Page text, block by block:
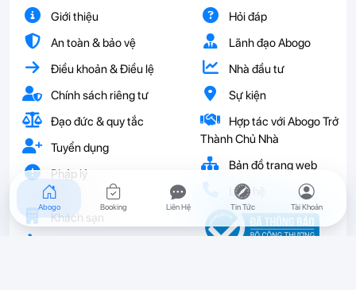
Giới thiệu
An toàn & bảo vệ
Điều khoản & Điều lệ
Chính sách riêng tư
Đạo đức & quy tắc
Tuyển dụng
Pháp lý
Hỏi đáp
Lãnh đạo Abogo
Nhà đầu tư
Sự kiện
Hợp tác với Abogo Trở
Thành Chủ Nhà
Bản đồ trang web
Liên hệ
Khách sạn
Abogo Booking Liên Hệ Tin Tức Tài Khoản